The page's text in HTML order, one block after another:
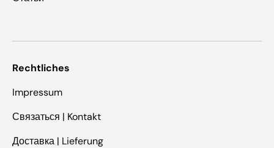
Rechtliches
Impressum
Связаться | Kontakt
Доставка | Lieferung